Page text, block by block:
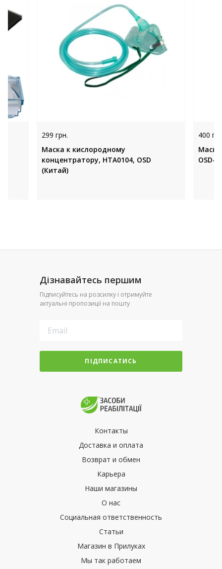
299 грн.
Маска к кислородному
концентратору, НТА0104, OSD
(Китай)
400
OSD-
Дізнавайтесь першим
Підписуйтесь на розсилку і отримуйте
актуальні пропозиції на пошту
ПІДПИСАТИСЬ
Контакты
Доставка и оплата
Возврат и обмен
Карьера
Наши магазины
О нас
Социальная ответственность
Статьи
Магазин в Прилуках
Мы так работаем